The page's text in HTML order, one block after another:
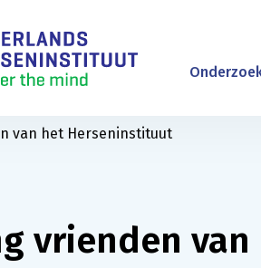
van het Herseninstituut
vrienden van